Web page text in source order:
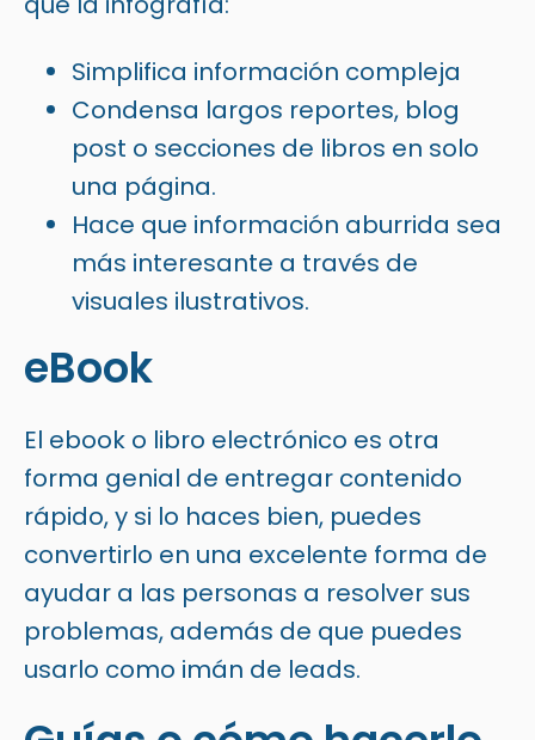
Simplifica información compleja
Condensa largos reportes, blog
post o secciones de libros en solo
una página.
Hace que información aburrida sea
más interesante a través de
visuales ilustrativos.
eBook
El ebook o libro electrónico es otra
forma genial de entregar contenido
rápido, y si lo haces bien, puedes
convertirlo en una excelente forma de
ayudar a las personas a resolver sus
problemas, además de que puedes
usarlo como imán de leads.